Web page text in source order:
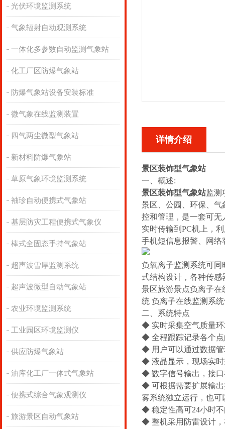
光伏环境监测系统
气象辐射自动观测系统
一体化多参数自动监测气象站
化工厂区防爆气象站
防爆气象站设备安装标准
微气象在线监测装置
四气两尘微型气象站
新材料防爆气象站
草原气象环境监测系统
袖珍自动便携式气象站
基层防灾工程便携式气象仪
棒式全固态手持气象站
超声波雪厚监测系统
超声波微型自动气象站
农业环境监测系统
工业园区环境监测仪
供应防爆气象站
油库化工厂一体式气象站
便携式综合气象观测仪
旅游景区自动气象站
详情介绍
景区装饰型气象站
一、概述:
景区装饰型气象站监测
景区、公园、环保、
控和管理，是一套可
实时传输到PC机上，
手机短信息报警、网络
负氧离子监测系统可
式结构设计，各种传
景区旅游景点负离子
统 负离子在线监测系
二、系统特点
◆ 实时采集空气质量环
◆ 全程跟踪记录各个
◆ 用户可以通过数据管
◆ 液晶显示，现场实
◆ 数字信号输出，接口
◆ 可根据需要扩展输出
雾系统独立运行，也
◆ 稳定性高可24小时
◆ 整机采用防雷设计